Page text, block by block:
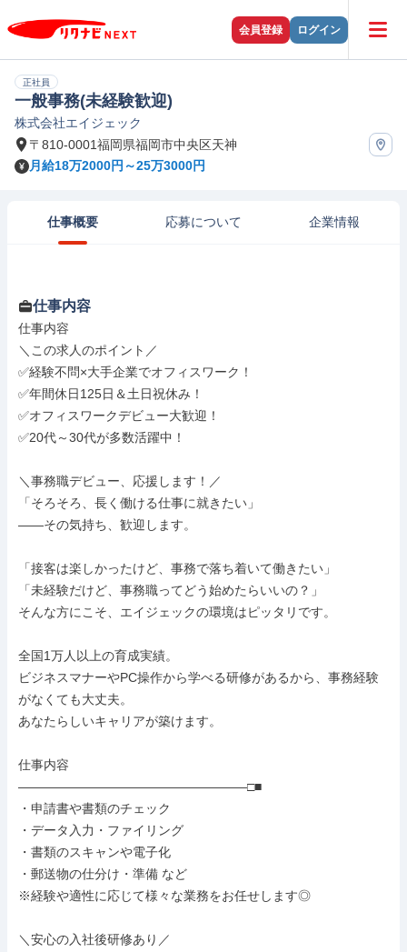
会員登録 ログイン
正社員
一般事務(未経験歓迎)
株式会社エイジェック
〒810-0001福岡県福岡市中央区天神
月給18万2000円～25万3000円
仕事概要 応募について 企業情報
仕事内容
仕事内容
＼この求人のポイント／
✅経験不問×大手企業でオフィスワーク！
✅年間休日125日＆土日祝休み！
✅オフィスワークデビュー大歓迎！
✅20代～30代が多数活躍中！
＼事務職デビュー、応援します！／
「そろそろ、長く働ける仕事に就きたい」
——その気持ち、歓迎します。
「接客は楽しかったけど、事務で落ち着いて働きたい」
「未経験だけど、事務職ってどう始めたらいいの？」
そんな方にこそ、エイジェックの環境はピッタリです。
全国1万人以上の育成実績。
ビジネスマナーやPC操作から学べる研修があるから、事務経験
がなくても大丈夫。
あなたらしいキャリアが築けます。
仕事内容
――――――――――――――――――□■
・申請書や書類のチェック
・データ入力・ファイリング
・書類のスキャンや電子化
・郵送物の仕分け・準備 など
※経験や適性に応じて様々な業務をお任せします◎
＼安心の入社後研修あり／